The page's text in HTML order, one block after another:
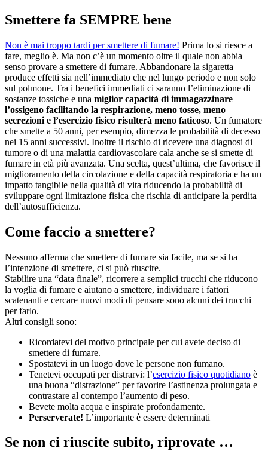
Smettere fa SEMPRE bene
Non è mai troppo tardi per smettere di fumare! Prima lo si riesce a
fare, meglio è. Ma non c’è un momento oltre il quale non abbia
senso provare a smettere di fumare. Abbandonare la sigaretta
produce effetti sia nell’immediato che nel lungo periodo e non solo
sul polmone. Tra i benefici immediati ci saranno l’eliminazione di
sostanze tossiche e una miglior capacità di immagazzinare
l’ossigeno facilitando la respirazione, meno tosse, meno
secrezioni e l’esercizio fisico risulterà meno faticoso. Un fumatore
che smette a 50 anni, per esempio, dimezza le probabilità di decesso
nei 15 anni successivi. Inoltre il rischio di ricevere una diagnosi di
tumore o di una malattia cardiovascolare cala anche se si smette di
fumare in età più avanzata. Una scelta, quest’ultima, che favorisce il
miglioramento della circolazione e della capacità respiratoria e ha un
impatto tangibile nella qualità di vita riducendo la probabilità di
sviluppare ogni limitazione fisica che rischia di anticipare la perdita
dell’autosufficienza.
Come faccio a smettere?
Nessuno afferma che smettere di fumare sia facile, ma se si ha
l’intenzione di smettere, ci si può riuscire.
Stabilire una “data finale”, ricorrere a semplici trucchi che riducono
la voglia di fumare e aiutano a smettere, individuare i fattori
scatenanti e cercare nuovi modi di pensare sono alcuni dei trucchi
per farlo.
Altri consigli sono:
Ricordatevi del motivo principale per cui avete deciso di
smettere di fumare.
Spostatevi in un luogo dove le persone non fumano.
Tenetevi occupati per distrarvi: l’esercizio fisico quotidiano è
una buona “distrazione” per favorire l’astinenza prolungata e
contrastare al contempo l’aumento di peso.
Bevete molta acqua e inspirate profondamente.
Perserverate! L’importante è essere determinati
Se non ci riuscite subito, riprovate …